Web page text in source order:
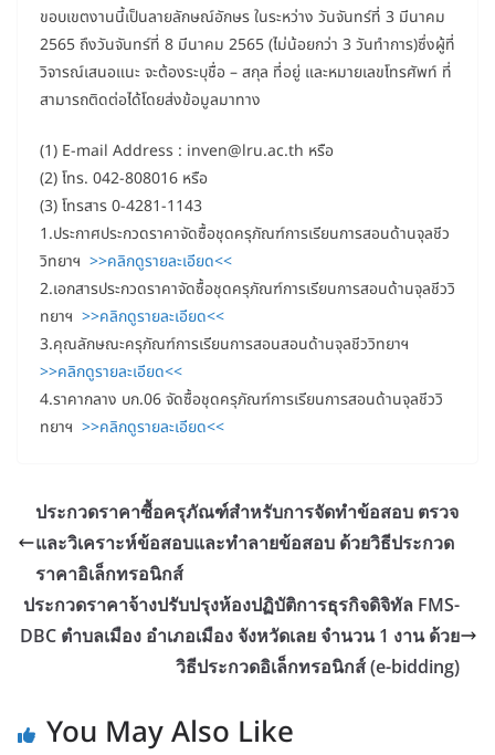
ขอบเขตงานนี้เป็นลายลักษณ์อักษร ในระหว่าง วันจันทร์ที่ 3 มีนาคม
2565 ถึงวันจันทร์ที่ 8 มีนาคม 2565 (ไม่น้อยกว่า 3 วันทำการ)ซึ่งผู้ที่
วิจารณ์เสนอแนะ จะต้องระบุชื่อ – สกุล ที่อยู่ และหมายเลขโทรศัพท์ ที่
สามารถติดต่อได้โดยส่งข้อมูลมาทาง
(1) E-mail Address : inven@lru.ac.th หรือ
(2) โทร. 042-808016 หรือ
(3) โทรสาร 0-4281-1143
1.ประกาศประกวดราคาจัดซื้อชุดครุภัณฑ์การเรียนการสอนด้านจุลชีว
วิทยาฯ >>คลิกดูรายละเอียด<<
2.เอกสารประกวดราคาจัดซื้อชุดครุภัณฑ์การเรียนการสอนด้านจุลชีววิ
ทยาฯ >>คลิกดูรายละเอียด<<
3.คุณลักษณะครุภัณฑ์การเรียนการสอนสอนด้านจุลชีววิทยาฯ
>>คลิกดูรายละเอียด<<
4.ราคากลาง บก.06 จัดซื้อชุดครุภัณฑ์การเรียนการสอนด้านจุลชีววิ
ทยาฯ >>คลิกดูรายละเอียด<<
ประกวดราคาซื้อครุภัณฑ์สำหรับการจัดทำข้อสอบ ตรวจ
และวิเคราะห์ข้อสอบและทำลายข้อสอบ ด้วยวิธีประกวด
ราคาอิเล็กทรอนิกส์
ประกวดราคาจ้างปรับปรุงห้องปฏิบัติการธุรกิจดิจิทัล FMS-
DBC ตำบลเมือง อำเภอเมือง จังหวัดเลย จำนวน 1 งาน ด้วย
วิธีประกวดอิเล็กทรอนิกส์ (e-bidding)
You May Also Like